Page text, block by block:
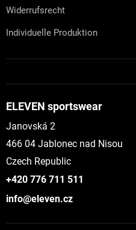
Widerrufsrecht
Individuelle Produktion
ELEVEN sportswear
Janovská 2
466 04 Jablonec nad Nisou
Czech Republic
+420 776 711 511
info@eleven.cz